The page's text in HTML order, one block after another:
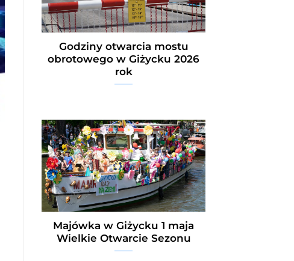
Godziny otwarcia mostu
obrotowego w Giżycku 2026
rok
Majówka w Giżycku 1 maja
Wielkie Otwarcie Sezonu